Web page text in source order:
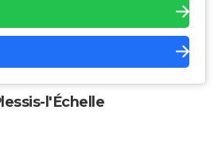
l'Échelle